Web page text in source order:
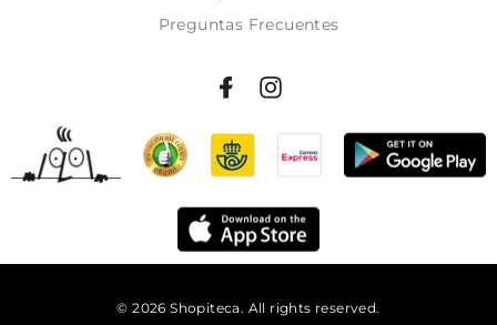
Preguntas Frecuentes
© 2026 Shopiteca. All rights reserved.